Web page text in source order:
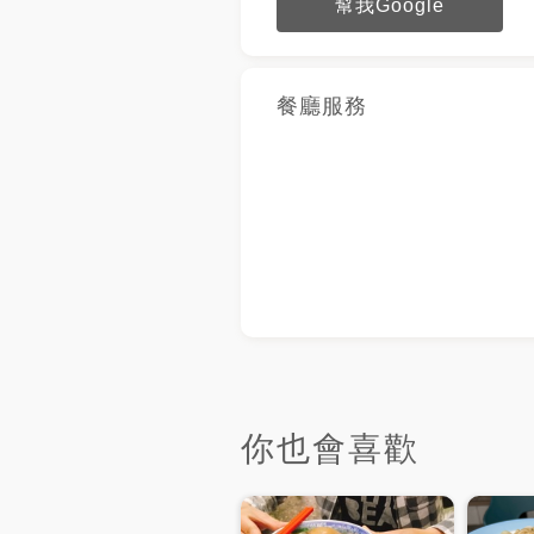
幫我Google
餐廳服務
你也會喜歡